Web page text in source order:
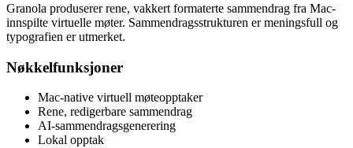
Granola produserer rene, vakkert formaterte sammendrag fra Mac-
innspilte virtuelle møter. Sammendragsstrukturen er meningsfull og
typografien er utmerket.
Nøkkelfunksjoner
Mac-native virtuell møteopptaker
Rene, redigerbare sammendrag
AI-sammendragsgenerering
Lokal opptak